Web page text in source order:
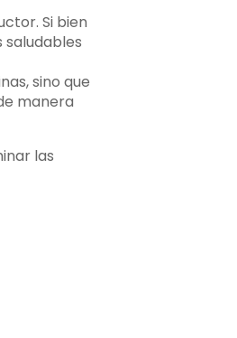
Si bien
sino que
manera
las